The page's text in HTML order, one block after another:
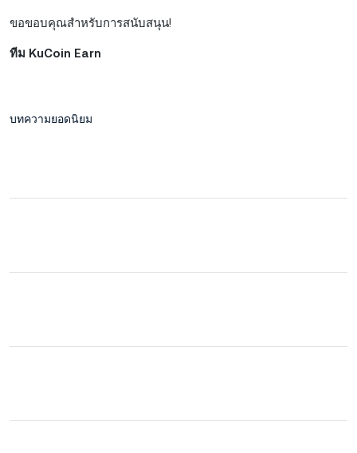
ขอขอบคุณสำหรับการสนับสนุน!
ทีม KuCoin Earn
บทความยอดนิยม